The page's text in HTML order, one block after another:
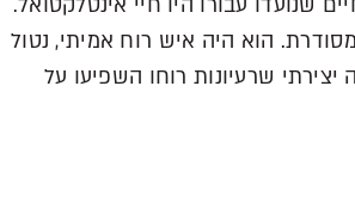
הוא היה איש רוח אמיתי, נטול
שרעיונות רוחו השפיעו על